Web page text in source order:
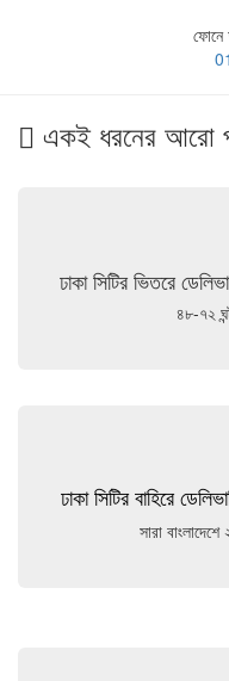
ফোনে
একই ধরনের আরো
ঢাকা সিটির ভিতরে
৪৮-৭২
ঢাকা সিটির বাহিরে
সারা